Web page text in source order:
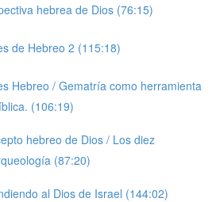
hebrea de Dios (76:15)
de Hebreo 2 (115:18)
Hebreo / Gematría como herramienta
(106:19)
hebreo de Dios / Los diez
(87:20)
al Dios de Israel (144:02)